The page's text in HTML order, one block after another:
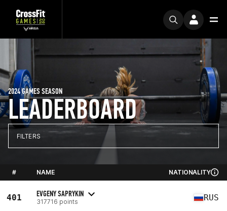
LEADERBOARD
2024 GAMES SEASON
FILTERS
# NAME NATIONALITY
401 EVGENY SAPRYKIN
317716 points RUS